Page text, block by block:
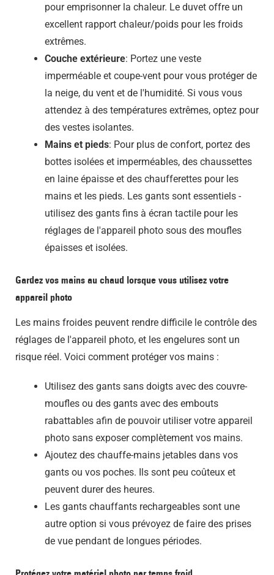
pour emprisonner la chaleur. Le duvet offre un
excellent rapport chaleur/poids pour les froids
extrêmes.
Couche extérieure: Portez une veste
imperméable et coupe-vent pour vous protéger de
la neige, du vent et de l'humidité. Si vous vous
attendez à des températures extrêmes, optez pour
des vestes isolantes.
Mains et pieds: Pour plus de confort, portez des
bottes isolées et imperméables, des chaussettes
en laine épaisse et des chaufferettes pour les
mains et les pieds. Les gants sont essentiels -
utilisez des gants fins à écran tactile pour les
réglages de l'appareil photo sous des moufles
épaisses et isolées.
Gardez vos mains au chaud lorsque vous utilisez votre
appareil photo
Les mains froides peuvent rendre difficile le contrôle des
réglages de l'appareil photo, et les engelures sont un
risque réel. Voici comment protéger vos mains :
Utilisez des gants sans doigts avec des couvre-
moufles ou des gants avec des embouts
rabattables afin de pouvoir utiliser votre appareil
photo sans exposer complètement vos mains.
Ajoutez des chauffe-mains jetables dans vos
gants ou vos poches. Ils sont peu coûteux et
peuvent durer des heures.
Les gants chauffants rechargeables sont une
autre option si vous prévoyez de faire des prises
de vue pendant de longues périodes.